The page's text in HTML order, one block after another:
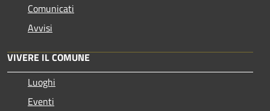
Comunicati
Avvisi
VIVERE IL COMUNE
Luoghi
Eventi